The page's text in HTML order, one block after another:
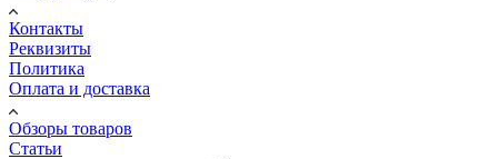
Контакты
Реквизиты
Политика
Оплата и доставка
Обзоры товаров
Статьи